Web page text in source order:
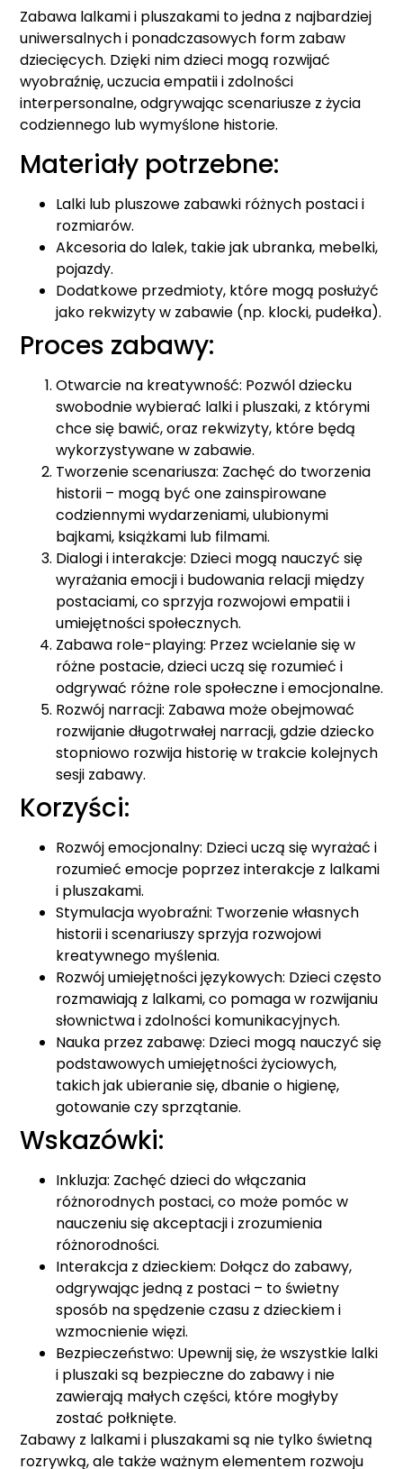
Zabawa lalkami i pluszakami to jedna z najbardziej
uniwersalnych i ponadczasowych form zabaw
dziecięcych. Dzięki nim dzieci mogą rozwijać
wyobraźnię, uczucia empatii i zdolności
interpersonalne, odgrywając scenariusze z życia
codziennego lub wymyślone historie.
Materiały potrzebne:
Lalki lub pluszowe zabawki różnych postaci i
rozmiarów.
Akcesoria do lalek, takie jak ubranka, mebelki,
pojazdy.
Dodatkowe przedmioty, które mogą posłużyć
jako rekwizyty w zabawie (np. klocki, pudełka).
Proces zabawy:
Otwarcie na kreatywność: Pozwól dziecku
swobodnie wybierać lalki i pluszaki, z którymi
chce się bawić, oraz rekwizyty, które będą
wykorzystywane w zabawie.
Tworzenie scenariusza: Zachęć do tworzenia
historii – mogą być one zainspirowane
codziennymi wydarzeniami, ulubionymi
bajkami, książkami lub filmami.
Dialogi i interakcje: Dzieci mogą nauczyć się
wyrażania emocji i budowania relacji między
postaciami, co sprzyja rozwojowi empatii i
umiejętności społecznych.
Zabawa role-playing: Przez wcielanie się w
różne postacie, dzieci uczą się rozumieć i
odgrywać różne role społeczne i emocjonalne.
Rozwój narracji: Zabawa może obejmować
rozwijanie długotrwałej narracji, gdzie dziecko
stopniowo rozwija historię w trakcie kolejnych
sesji zabawy.
Korzyści:
Rozwój emocjonalny: Dzieci uczą się wyrażać i
rozumieć emocje poprzez interakcje z lalkami
i pluszakami.
Stymulacja wyobraźni: Tworzenie własnych
historii i scenariuszy sprzyja rozwojowi
kreatywnego myślenia.
Rozwój umiejętności językowych: Dzieci często
rozmawiają z lalkami, co pomaga w rozwijaniu
słownictwa i zdolności komunikacyjnych.
Nauka przez zabawę: Dzieci mogą nauczyć się
podstawowych umiejętności życiowych,
takich jak ubieranie się, dbanie o higienę,
gotowanie czy sprzątanie.
Wskazówki:
Inkluzja: Zachęć dzieci do włączania
różnorodnych postaci, co może pomóc w
nauczeniu się akceptacji i zrozumienia
różnorodności.
Interakcja z dzieckiem: Dołącz do zabawy,
odgrywając jedną z postaci – to świetny
sposób na spędzenie czasu z dzieckiem i
wzmocnienie więzi.
Bezpieczeństwo: Upewnij się, że wszystkie lalki
i pluszaki są bezpieczne do zabawy i nie
zawierają małych części, które mogłyby
zostać połknięte.
Zabawy z lalkami i pluszakami są nie tylko świetną
rozrywką, ale także ważnym elementem rozwoju